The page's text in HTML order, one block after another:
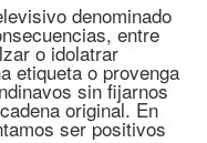
denominado
entre
o idolatrar
etiqueta o provenga
sin fijarnos
original. En
ser positivos